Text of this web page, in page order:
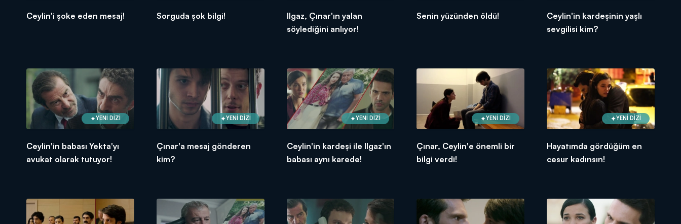
Ceylin'i şoke eden mesaj! Sorguda şok bilgi!
Ilgaz, Çınar'ın yalan
söylediğini anlıyor!
Senin yüzünden öldü!
Ceylin'in kardeşinin yaşlı
sevgilisi kim?
YENİ DİZİ
Ceylin'in babası Yekta'yı
avukat olarak tutuyor!
YENİ DİZİ
Çınar'a mesaj gönderen
kim?
YENİ DİZİ
Ceylin'in kardeşi ile Ilgaz'ın
babası aynı karede!
YENİ DİZİ
Çınar, Ceylin'e önemli bir
bilgi verdi!
YENİ DİZİ
Hayatımda gördüğüm en
cesur kadınsın!